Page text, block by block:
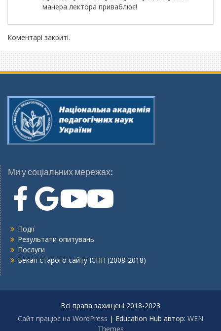
манера лектора приваблює!
Коментарі закриті.
Ми у соціальних мережах:
Події
Результати опитувань
Послуги
Бекап старого сайту ІСПП (2008-2018)
Всі права захищені 2018-2023
Сайт працює на WordPress | Education Hub автор: WEN
Themes